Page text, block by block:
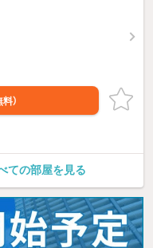
料）
ての部屋を見る